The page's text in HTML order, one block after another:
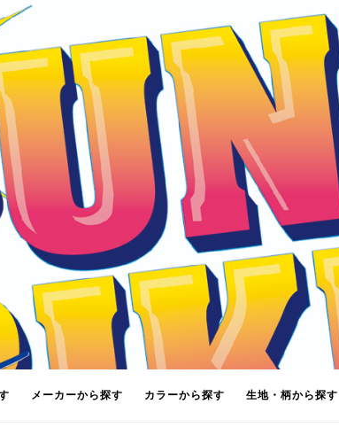
メーカーから探す カラーから探す 生地・柄から探す